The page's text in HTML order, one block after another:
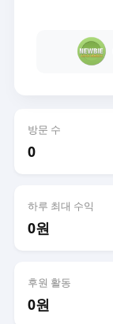
방문 수
0
하루 최대 수익
0원
후원 활동
0원